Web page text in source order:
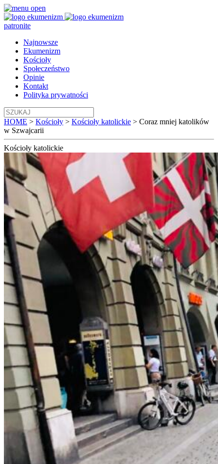
patronite
Najnowsze
Ekumenizm
Kościoły
Społeczeństwo
Opinie
Kontakt
Polityka prywatności
HOME > Kościoły > Kościoły katolickie > Coraz mniej katolików
w Szwajcarii
Kościoły katolickie